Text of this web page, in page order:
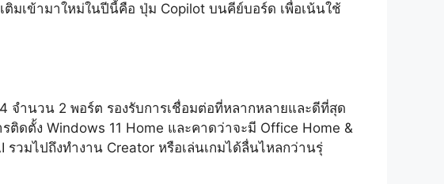
มเข้ามาใหม่ในปีนี้คือ ปุ่ม Copilot บนคีย์บอร์ด เพื่อเน้นใช้
จำนวน 2 พอร์ต รองรับการเชื่อมต่อที่หลากหลายและดีที่สุด
ติดตั้ง Windows 11 Home และคาดว่าจะมี Office Home &
วมไปถึงทำงาน Creator หรือเล่นเกมได้ลื่นไหลกว่านรุ่